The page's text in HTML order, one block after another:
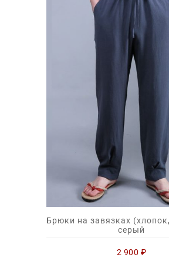
Брюки на завязках
серый
2 900 ₽